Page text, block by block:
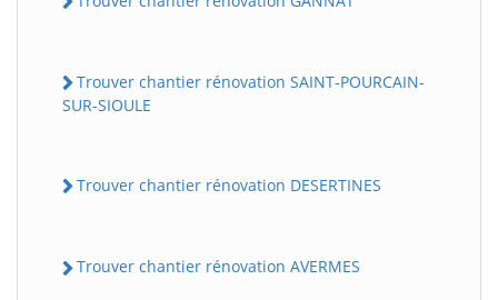
Trouver chantier rénovation SAINT-POURCAIN-
SUR-SIOULE
Trouver chantier rénovation DESERTINES
Trouver chantier rénovation AVERMES